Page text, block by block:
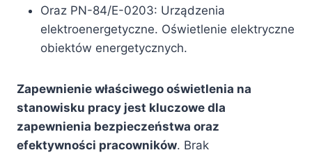
Oraz PN-84/E-0203: Urządzenia
elektroenergetyczne. Oświetlenie elektryczne
obiektów energetycznych.
Zapewnienie właściwego oświetlenia na
stanowisku pracy jest kluczowe dla
zapewnienia bezpieczeństwa oraz
efektywności pracowników. Brak